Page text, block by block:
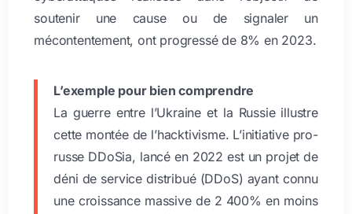
soutenir une cause ou de signaler un
mécontentement, ont progressé de 8% en 2023.
L’exemple pour bien comprendre
La guerre entre l’Ukraine et la Russie illustre
cette montée de l’hacktivisme. L’initiative pro-
russe DDoSia, lancé en 2022 est un projet de
déni de service distribué (DDoS) ayant connu
une croissance massive de 2 400% en moins